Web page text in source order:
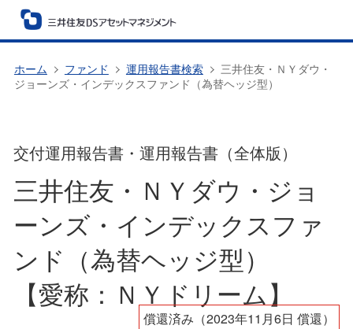
ホーム ファンド 運用報告書検索
三井住友・ＮＹダウ・
ジョーンズ・インデックスファンド（為替ヘッジ型）
交付運用報告書・運用報告書（全体版）
三井住友・ＮＹダウ・ジョ
ーンズ・インデックスファ
ンド（為替ヘッジ型）
【愛称：ＮＹドリーム】
償還済み（2023年11月6日 償還）